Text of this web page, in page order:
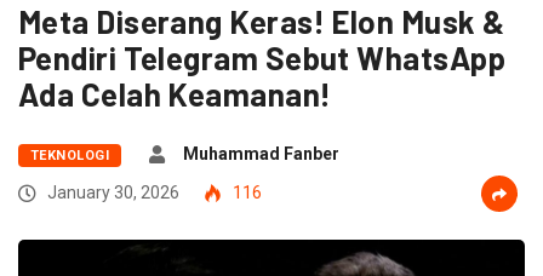
Meta Diserang Keras! Elon Musk &
Pendiri Telegram Sebut WhatsApp
Ada Celah Keamanan!
TEKNOLOGI
Muhammad Fanber
January 30, 2026
116